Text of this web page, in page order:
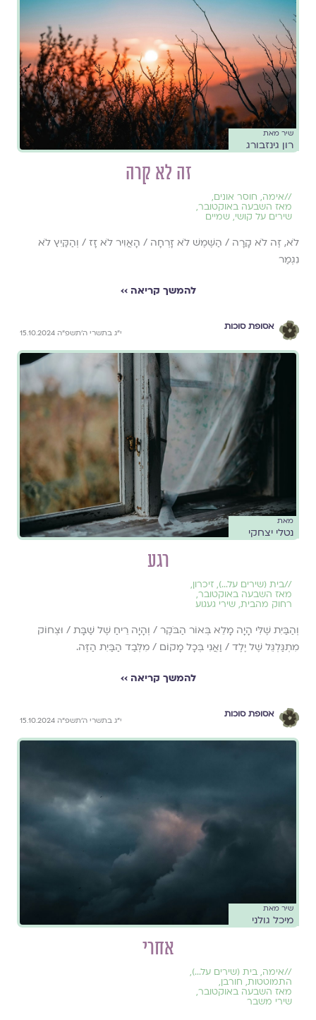
שיר מאת
רון גינזבורג
זה לא קרה
//אימה, חוסר אונים,
מאז השבעה באוקטובר,
שירים על קושי, שמיים
לֹא, זֶה לֹא קָרָה / הַשֶּׁמֶשׁ לֹא זָרְחָה / הָאֲוִיר לֹא זָז / וְהַקַּיִץ לֹא
נִגְמַר
להמשך קריאה ››
אסופת סוכות
י״ג בתשרי ה׳תשפ״ה 15.10.2024
מאת
נטלי יצחקי
רגע
//בית (שירים על...), זיכרון,
מאז השבעה באוקטובר,
רחוק מהבית, שירי געגוע
וְהַבַּיִת שֶׁלִּי הָיָה מָלֵא בְּאוֹר הַבֹּקֶר / וְהָיָה רֵיחַ שֶׁל שַׁבָּת / וּצְחוֹק
מִתְגַּלְגֵּל שֶׁל יֶלֶד / וַאֲנִי בְּכָל מָקוֹם / מִלְּבַד הַבַּיִת הַזֶּה.
להמשך קריאה ››
אסופת סוכות
י״ג בתשרי ה׳תשפ״ה 15.10.2024
שיר מאת
מיכל גולני
אחרי
//אימה, בית (שירים על...),
התמוטטות, חורבן,
מאז השבעה באוקטובר,
שירי משבר